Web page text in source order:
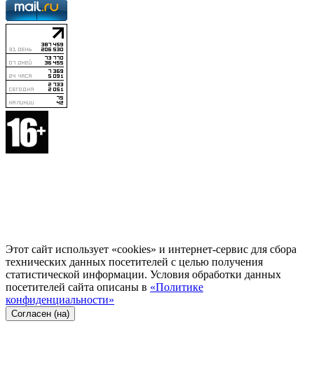
Этот сайт использует «cookies» и интернет-сервис для сбора
технических данных посетителей с целью получения
статистической информации. Условия обработки данных
посетителей сайта описаны в «Политике
конфиденциальности»
Согласен (на)